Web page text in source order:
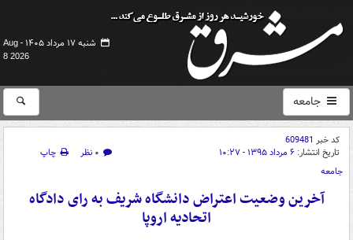
شنبه ۱۷ مرداد ۱۴۰۵ -
Aug
8 2026
جامعه
کد خبر 609481
تاریخ انتشار: ۶ مرداد ۱۳۹۵ - ۱۰:۲۷ ۰ نظر
چاپ
جامعه
آخرین وضعیت اعتراض دانشگاه شریف به رای دادگاه
اتحادیه اروپا